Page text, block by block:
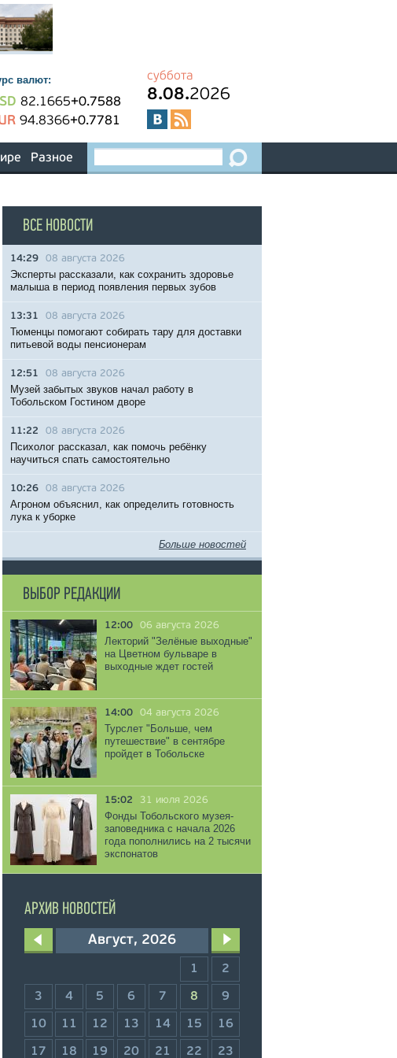
валют:
82.1665+0.7588
94.8366+0.7781
суббота
8.08.2026
Разное
ВСЕ НОВОСТИ
14:29 08 августа 2026
Эксперты рассказали, как сохранить здоровье
малыша в период появления первых зубов
13:31 08 августа 2026
Тюменцы помогают собирать тару для доставки
питьевой воды пенсионерам
12:51 08 августа 2026
Музей забытых звуков начал работу в
Тобольском Гостином дворе
11:22 08 августа 2026
Психолог рассказал, как помочь ребёнку
научиться спать самостоятельно
10:26 08 августа 2026
Агроном объяснил, как определить готовность
лука к уборке
Больше новостей
ВЫБОР РЕДАКЦИИ
12:00 06 августа 2026
Лекторий "Зелёные выходные"
на Цветном бульваре в
выходные ждет гостей
14:00 04 августа 2026
Турслет "Больше, чем
путешествие" в сентябре
пройдет в Тобольске
15:02 31 июля 2026
Фонды Тобольского музея-
заповедника с начала 2026
года пополнились на 2 тысячи
экспонатов
АРХИВ НОВОСТЕЙ
Август, 2026
1 2
3 4 5 6 7 8 9
10 11 12 13 14 15 16
17 18 19 20 21 22 23